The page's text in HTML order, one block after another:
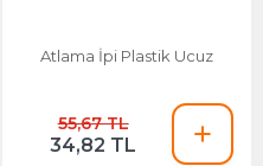
Atlama İpi Plastik Ucuz
55,67 TL
34,82 TL